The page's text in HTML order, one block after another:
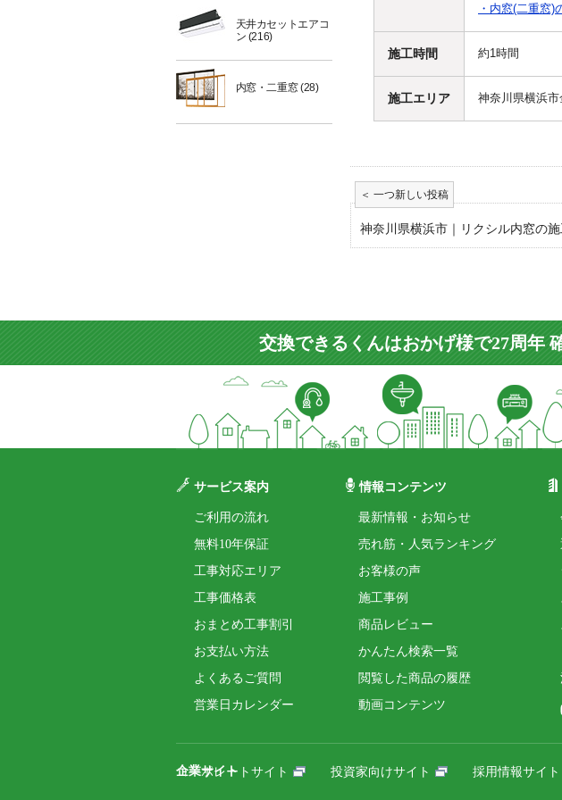
天井カセットエアコ
ン (216)
内窓・二重窓(28)
・内窓(二重窓
施工時間 約1時間
施工エリア 神奈川県横浜市
神奈川県横浜市｜リクシル内窓の施
交換できるくんはおかげ様で27周年
サービス案内
ご利用の流れ
無料10年保証
工事対応エリア
工事価格表
おまとめ工事割引
お支払い方法
よくあるご質問
営業日カレンダー
情報コンテンツ
最新情報・お知らせ
売れ筋・人気ランキング
お客様の声
施工事例
商品レビュー
かんたん検索一覧
閲覧した商品の履歴
動画コンテンツ
企業サイト
コーポレートサイト 投資家向けサイト 採用情報サイト